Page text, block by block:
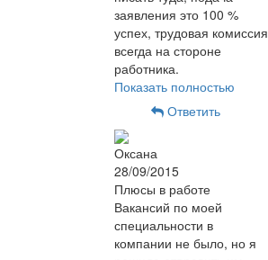
заявления это 100 %
успех, трудовая комиссия
всегда на стороне
работника.
Показать полностью
Ответить
Оксана
28/09/2015
Плюсы в работе
Вакансий по моей
специальности в
компании не было, но я